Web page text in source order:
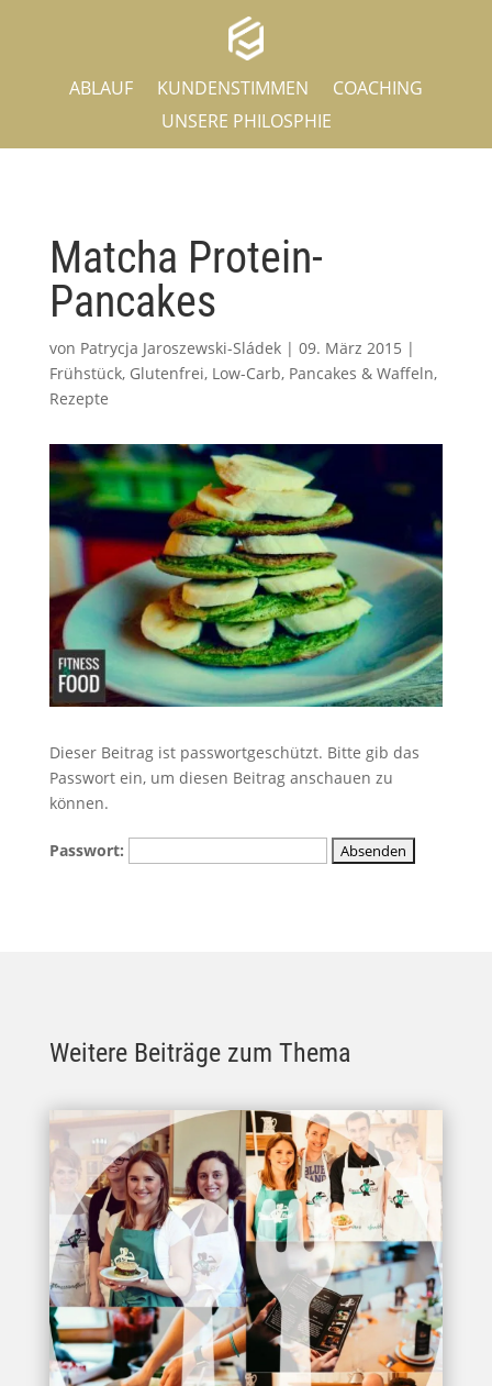
ABLAUF KUNDENSTIMMEN
COACHING
UNSERE PHILOSPHIE
Matcha Protein-
Pancakes
von Patrycja Jaroszewski-Sládek| 09. März 2015 |
Frühstück, Glutenfrei, Low-Carb, Pancakes & Waffeln,
Rezepte
Dieser Beitrag ist passwortgeschützt. Bitte gib das
Passwort ein, um diesen Beitrag anschauen zu
können.
Passwort:
Weitere Beiträge zum Thema